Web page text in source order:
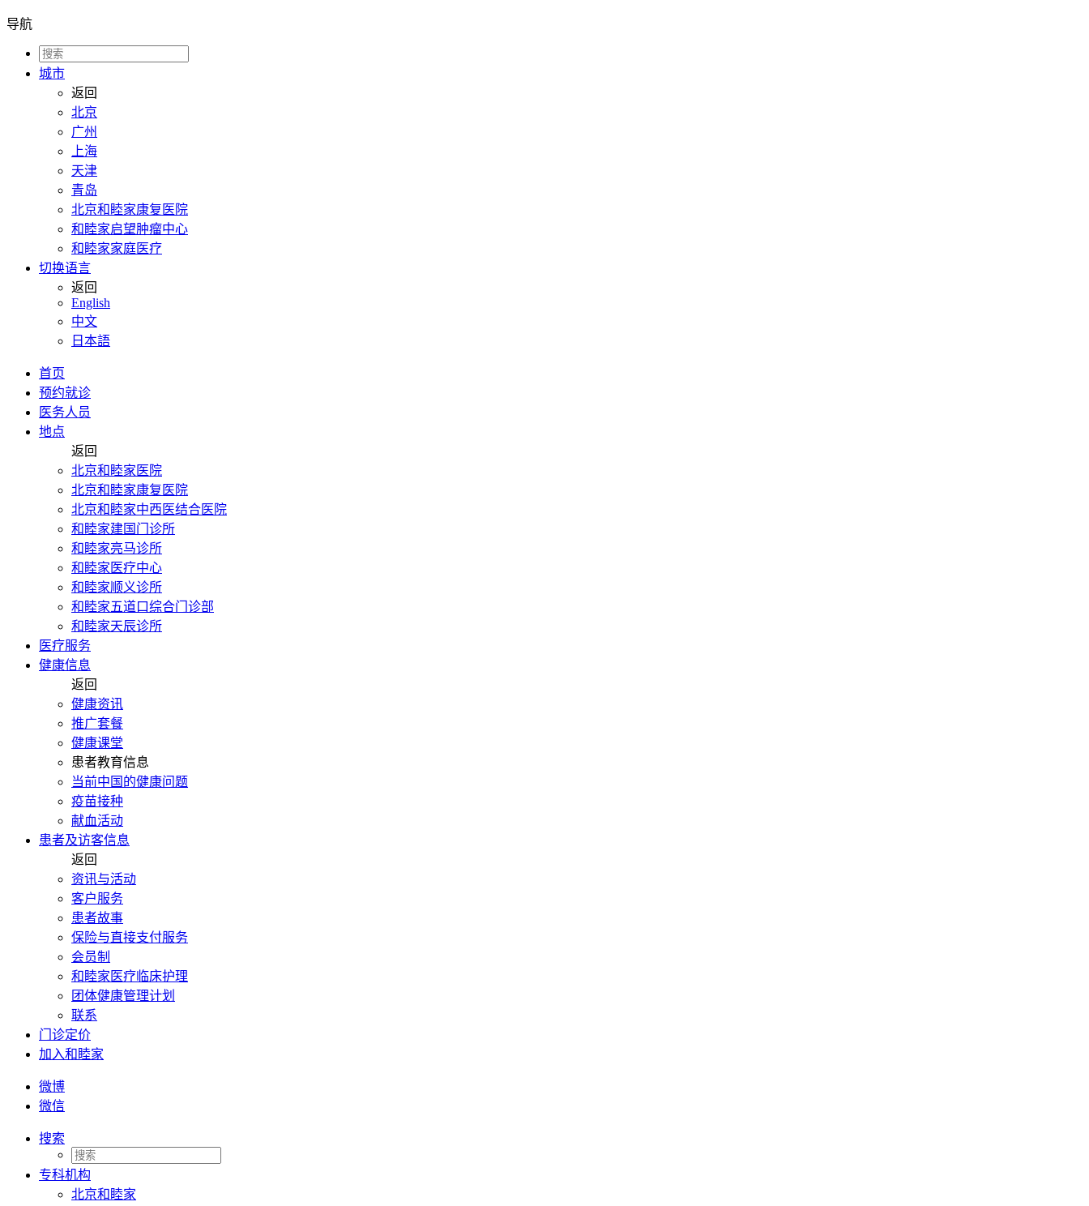
导航
城市
返回
北京
广州
上海
天津
青岛
北京和睦家康复医院
和睦家启望肿瘤中心
和睦家家庭医疗
切换语言
返回
English
中文
日本語
首页
预约就诊
医务人员
地点
返回
北京和睦家医院
北京和睦家康复医院
北京和睦家中西医结合医院
和睦家建国门诊所
和睦家亮马诊所
和睦家医疗中心
和睦家顺义诊所
和睦家五道口综合门诊部
和睦家天辰诊所
医疗服务
健康信息
返回
健康资讯
推广套餐
健康课堂
患者教育信息
当前中国的健康问题
疫苗接种
献血活动
患者及访客信息
返回
资讯与活动
客户服务
患者故事
保险与直接支付服务
会员制
和睦家医疗临床护理
团体健康管理计划
联系
门诊定价
加入和睦家
微博
微信
搜索
专科机构
北京和睦家